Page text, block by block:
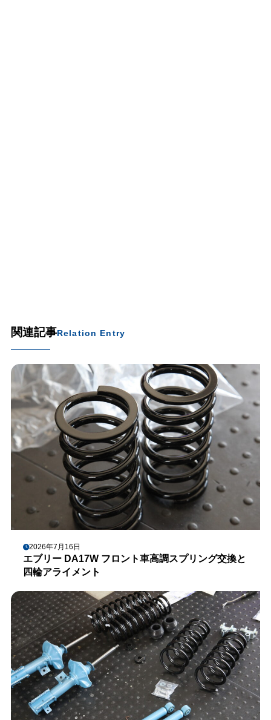
関連記事Relation Entry
2026年7月16日
エブリー DA17W フロント車高調スプリング交換と
四輪アライメント